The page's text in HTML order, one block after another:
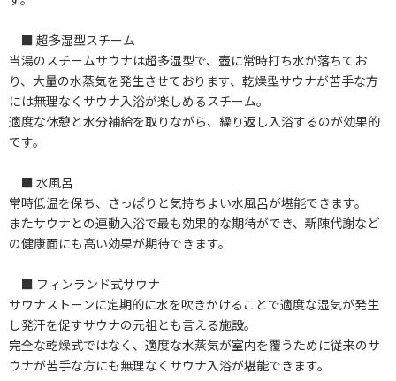
■ 超多湿型スチーム
当湯のスチームサウナは超多湿型で、壺に常時打ち水が落ちてお
り、大量の水蒸気を発生させております、乾燥型サウナが苦手な方
には無理なくサウナ入浴が楽しめるスチーム。
適度な休憩と水分補給を取りながら、繰り返し入浴するのが効果的
です。
■ 水風呂
常時低温を保ち、さっぱりと気持ちよい水風呂が堪能できます。
またサウナとの連動入浴で最も効果的な期待ができ、新陳代謝など
の健康面にも高い効果が期待できます。
■ フィンランド式サウナ
サウナストーンに定期的に水を吹きかけることで適度な湿気が発生
し発汗を促すサウナの元祖とも言える施設。
完全な乾燥式ではなく、適度な水蒸気が室内を覆うために従来のサ
ウナが苦手な方にも無理なくサウナ入浴が堪能できます。